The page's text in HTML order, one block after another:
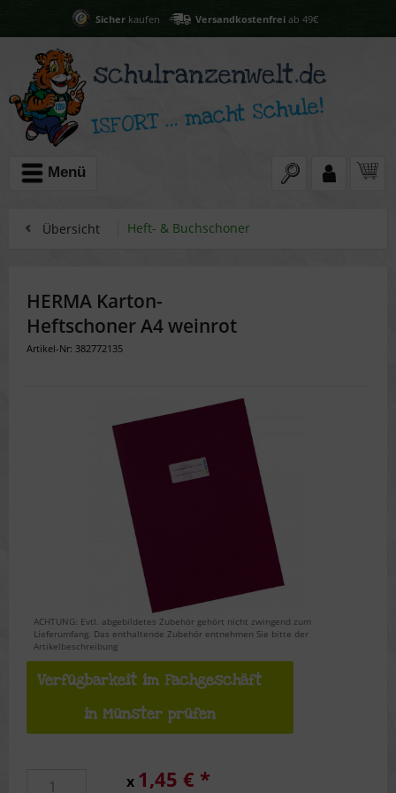
Sicherkaufen Versandkostenfreiab 49€
Menü
Übersicht Heft- & Buchschoner
HERMA Karton-
Heftschoner A4 weinrot
Artikel-Nr: 382772135
ACHTUNG: Evtl. abgebildetes Zubehör gehört nicht zwingend zum
Lieferumfang. Das enthaltende Zubehör entnehmen Sie bitte der
Artikelbeschreibung
Verfügbarkeit im Fachgeschäft
in Münster prüfen
x 1,45 € *